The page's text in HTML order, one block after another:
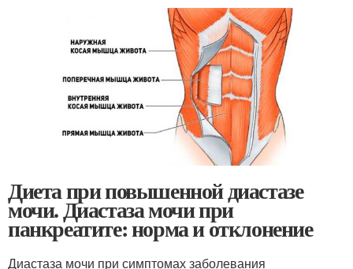
Диета при повышенной диастазе
мочи. Диастаза мочи при
панкреатите: норма и отклонение
Диастаза мочи при симптомах заболевания